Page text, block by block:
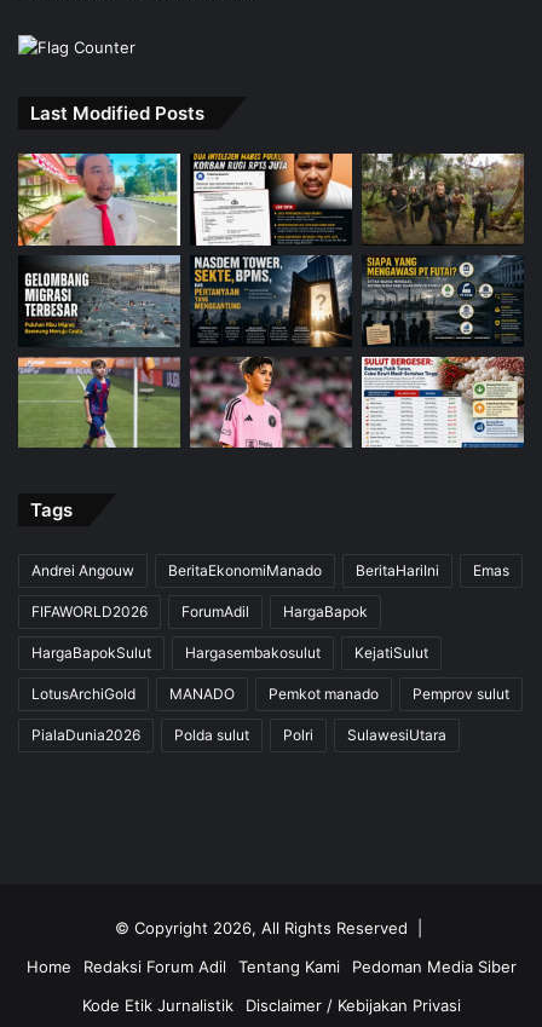
Last Modified Posts
Tags
Andrei Angouw BeritaEkonomiManado BeritaHariIni Emas
FIFAWORLD2026 ForumAdil HargaBapok
HargaBapokSulut Hargasembakosulut KejatiSulut
LotusArchiGold MANADO Pemkot manado Pemprov sulut
PialaDunia2026 Polda sulut Polri SulawesiUtara
© Copyright 2026, All Rights Reserved |
Home
Redaksi Forum Adil Tentang Kami
Pedoman Media Siber
Kode Etik Jurnalistik
Disclaimer / Kebijakan Privasi